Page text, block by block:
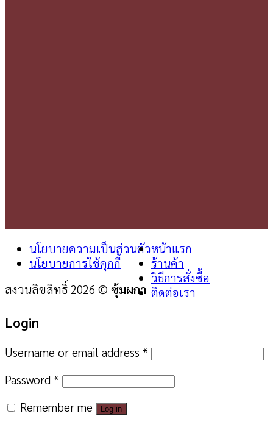
นโยบายความเป็นส่วนตัว
นโยบายการใช้คุกกี้
สงวนลิขสิทธิ์ 2026 © ซุ้มผกา
หน้าแรก
ร้านค้า
วิธีการสั่งซื้อ
ติดต่อเรา
Login
Username or email address *
Password *
Remember me
Log in